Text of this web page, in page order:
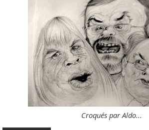
Croqués par Aldo...